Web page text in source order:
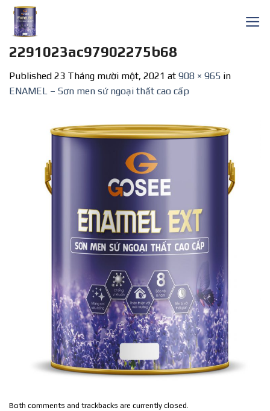
Skip
content
2291023ac97902275b68
Published 23 Tháng mười một, 2021 at 908 × 965 in
ENAMEL – Sơn men sứ ngoại thất cao cấp
Both comments and trackbacks are currently closed.